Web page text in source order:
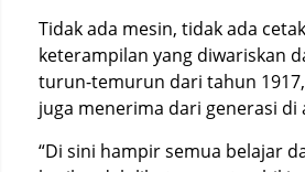
Tidak ada mesin, tidak ada
keterampilan yang diwariskan
turun-temurun dari tahun
juga menerima dari generasi di
“Di sini hampir semua belajar